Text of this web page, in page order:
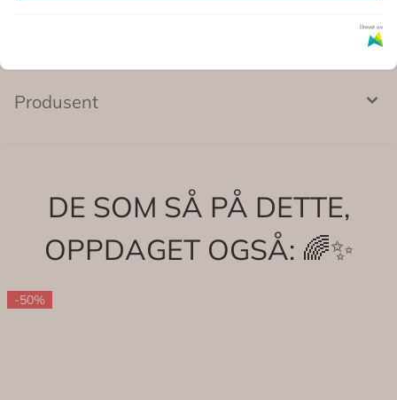
Produsent
DE SOM SÅ PÅ DETTE,
OPPDAGET OGSÅ: 🌈✨
-50%
Drevet av